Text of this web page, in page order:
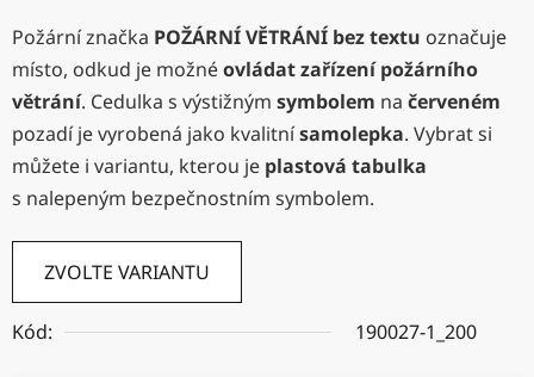
Požární značka POŽÁRNÍ VĚTRÁNÍ bez textu označuje
místo, odkud je možnéovládat zařízení požárního
větrání. Cedulka s výstižným symbolem na červeném
pozadí je vyrobená jako kvalitnísamolepka. Vybrat si
můžete i variantu, kterou je plastová tabulka
s nalepeným bezpečnostním symbolem.
ZVOLTE VARIANTU
Kód: 190027-1_200